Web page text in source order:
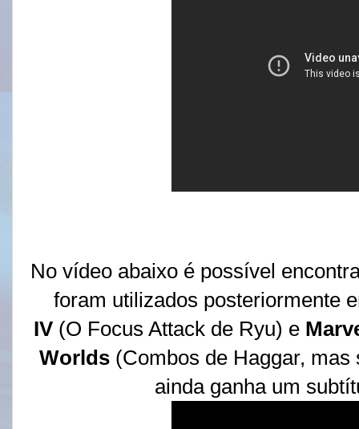
No vídeo abaixo é possível
foram utilizados posteriormente
IV(O Focus Attack de Ryu) e
Worlds(Combos de Haggar, mas
ainda ganha um